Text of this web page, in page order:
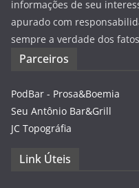
informações de seu
apurado com
sempre a verdade dos
Parceiros
PodBar - Prosa&Boemia
Seu Antônio Bar&Grill
JC Topográfia
Link Úteis